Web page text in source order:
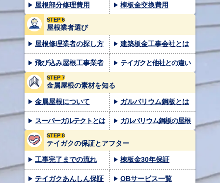
屋根部分修理費用 棟板金交換費用
STEP 6
屋根業者選び
屋根修理業者の探し方 建築板金工事会社とは
飛び込み屋根工事業者 テイガクと他社との違い
STEP 7
金属屋根の素材を知る
金属屋根について ガルバリウム鋼板とは
スーパーガルテクトとは ガルバリウム鋼板の屋根
STEP 8
テイガクの保証とアフター
工事完了までの流れ 棟板金30年保証
テイガクあんしん保証 OBサービス一覧